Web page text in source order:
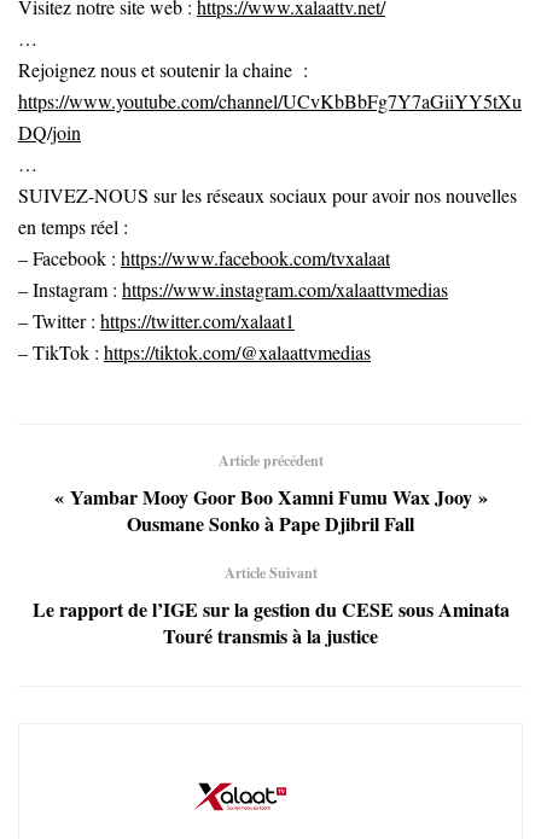
Visitez notre site web : https://www.xalaattv.net/
…
Rejoignez nous et soutenir la chaine :
https://www.youtube.com/channel/UCvKbBbFg7Y7aGiiYY5tXu
DQ/join
…
SUIVEZ-NOUS sur les réseaux sociaux pour avoir nos nouvelles
en temps réel :
– Facebook : https://www.facebook.com/tvxalaat
– Instagram : https://www.instagram.com/xalaattvmedias
– Twitter : https://twitter.com/xalaat1
– TikTok : https://tiktok.com/@xalaattvmedias
Article précédent
« Yambar Mooy Goor Boo Xamni Fumu Wax Jooy »
Ousmane Sonko à Pape Djibril Fall
Article Suivant
Le rapport de l’IGE sur la gestion du CESE sous Aminata
Touré transmis à la justice